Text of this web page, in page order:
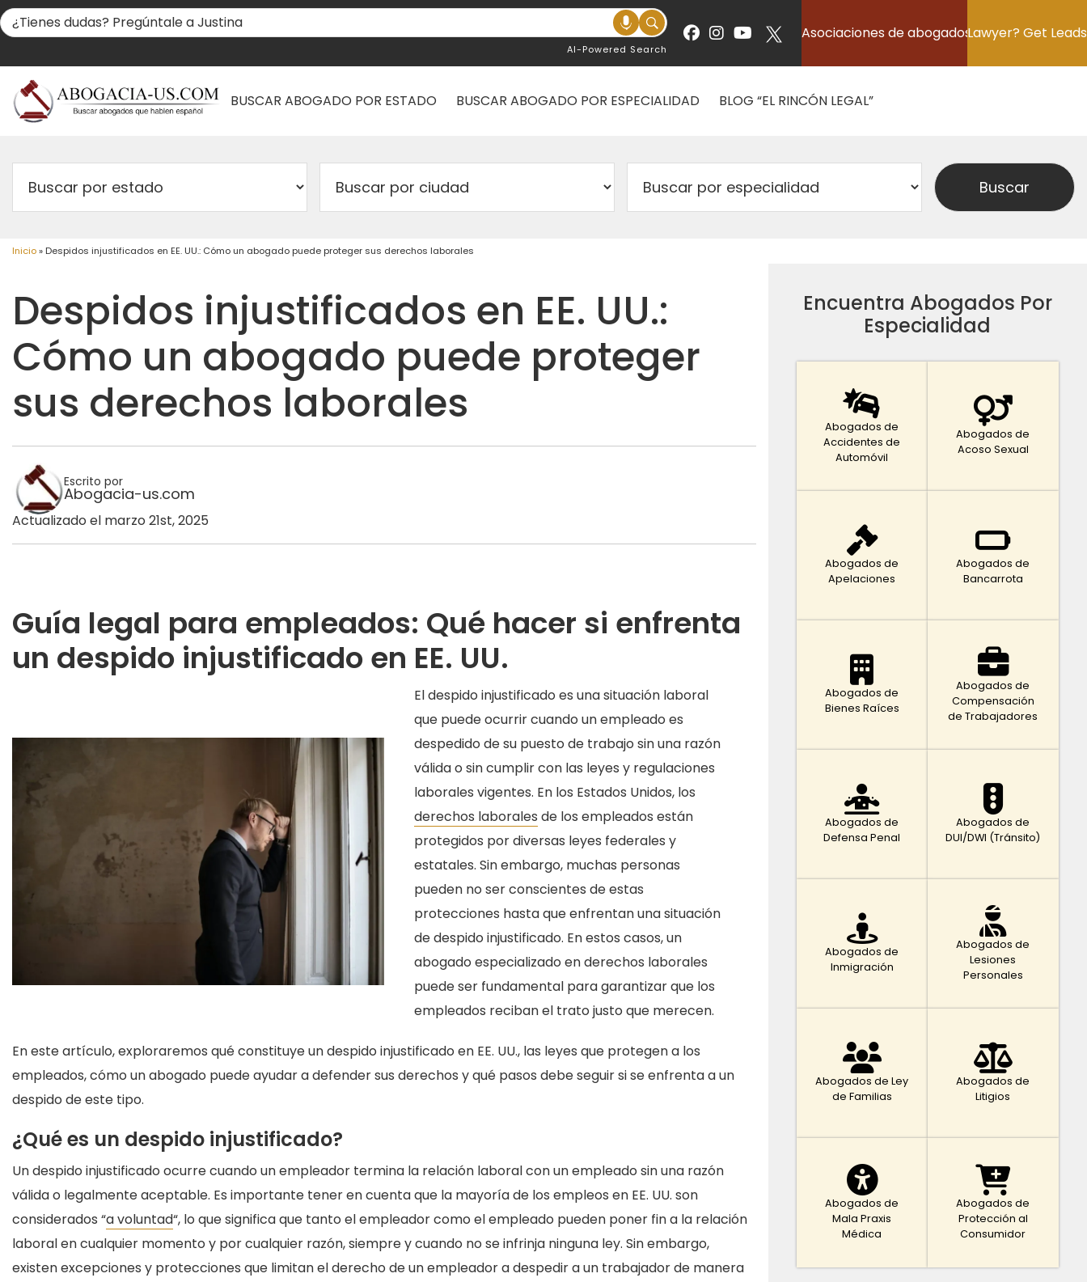
AI-Powered Search
Asociaciones de abogadosLawyer? Get Leads
BUSCAR ABOGADO POR ESTADO BUSCAR ABOGADO POR ESPECIALIDAD BLOG “EL RINCÓN LEGAL”
Inicio» Despidos injustificados en EE. UU.: Cómo un abogado puede proteger sus derechos laborales
Despidos injustificados en EE. UU.:
Cómo un abogado puede proteger
sus derechos laborales
Escrito por
Abogacia-us.com
Actualizado el marzo 21st, 2025
Guía legal para empleados: Qué hacer si enfrenta
un despido injustificado en EE. UU.
El despido injustificado es una situación laboral
que puede ocurrir cuando un empleado es
despedido de su puesto de trabajo sin una razón
válida o sin cumplir con las leyes y regulaciones
laborales vigentes. En los Estados Unidos, los
derechos laborales de los empleados están
protegidos por diversas leyes federales y
estatales. Sin embargo, muchas personas
pueden no ser conscientes de estas
protecciones hasta que enfrentan una situación
de despido injustificado. En estos casos, un
abogado especializado en derechos laborales
puede ser fundamental para garantizar que los
empleados reciban el trato justo que merecen.
En este artículo, exploraremos qué constituye un despido injustificado en EE. UU., las leyes que protegen a los
empleados, cómo un abogado puede ayudar a defender sus derechos y qué pasos debe seguir si se enfrenta a un
despido de este tipo.
¿Qué es un despido injustificado?
Un despido injustificado ocurre cuando un empleador termina la relación laboral con un empleado sin una razón
válida o legalmente aceptable. Es importante tener en cuenta que la mayoría de los empleos en EE. UU. son
considerados “a voluntad“, lo que significa que tanto el empleador como el empleado pueden poner fin a la relación
laboral en cualquier momento y por cualquier razón, siempre y cuando no se infrinja ninguna ley. Sin embargo,
existen excepciones y protecciones que limitan el derecho de un empleador a despedir a un trabajador de manera
Encuentra Abogados Por
Especialidad
Abogados de
Accidentes de
Automóvil
Abogados de
Acoso Sexual
Abogados de
Apelaciones
Abogados de
Bancarrota
Abogados de
Bienes Raíces
Abogados de
Compensación
de Trabajadores
Abogados de
Defensa Penal
Abogados de
DUI/DWI (Tránsito)
Abogados de
Inmigración
Abogados de
Lesiones
Personales
Abogados de Ley
de Familias
Abogados de
Litigios
Abogados de
Mala Praxis
Médica
Abogados de
Protección al
Consumidor